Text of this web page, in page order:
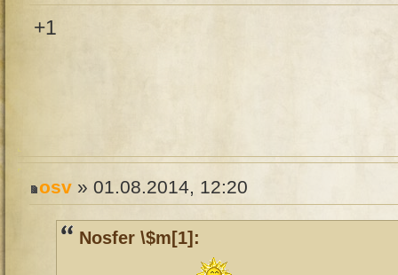
+1
osv » 01.08.2014, 12:20
Nosfer \$m[1]: